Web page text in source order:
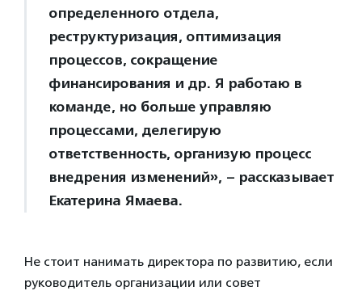
определенного отдела,
реструктуризация, оптимизация
процессов, сокращение
финансирования и др. Я работаю в
команде, но больше управляю
процессами, делегирую
ответственность, организую процесс
внедрения изменений», – рассказывает
Екатерина Ямаева.
Не стоит нанимать директора по развитию, если
руководитель организации или совет